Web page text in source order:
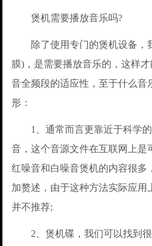
煲机需要播放音乐吗?
除了使用专门的煲机设备，
膜)，是需要播放音乐的，这样
音全频段的适应性，至于什么音
形：
1、通常而言更靠近于科学的
音，这个音源文件在互联网上是
红噪音和白噪音煲机的内容很多
加赘述，由于这种方法实际应用
并不推荐;
2、煲机碟，我们可以找到很